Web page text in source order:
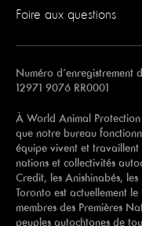
Foire aux questions
Numéro d’enregistrement
12971 9076 RR0001
À World Animal
que notre bureau
équipe vivent et
nations et collectivités
Credit, les Anishinabés,
Toronto est actuellement
membres des Premières
peuples autochtones de